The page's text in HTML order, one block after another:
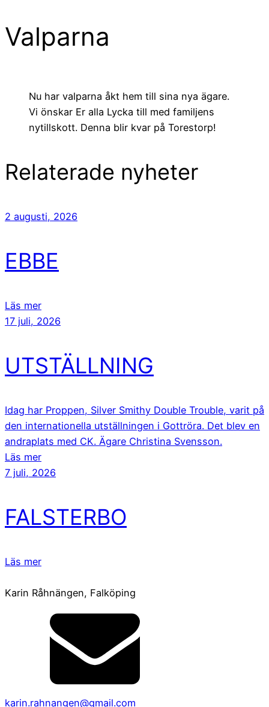
Valparna
Nu har valparna åkt hem till sina nya ägare.
Vi önskar Er alla Lycka till med familjens
nytillskott. Denna blir kvar på Torestorp!
Relaterade nyheter
2 augusti, 2026
EBBE
Läs mer
17 juli, 2026
UTSTÄLLNING
Idag har Proppen, Silver Smithy Double Trouble, varit på
den internationella utställningen i Gottröra. Det blev en
andraplats med CK. Ägare Christina Svensson.
Läs mer
7 juli, 2026
FALSTERBO
Läs mer
Karin Råhnängen, Falköping
karin.rahnangen@gmail.com